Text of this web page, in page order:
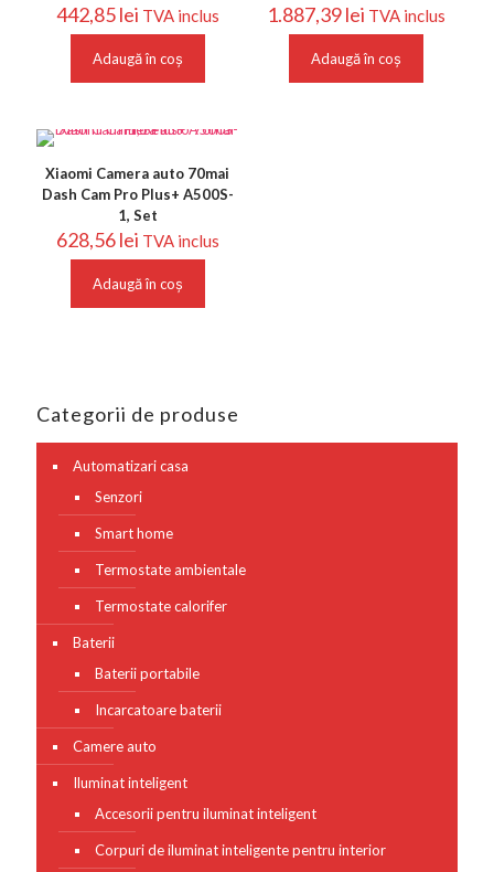
442,85lei TVA inclus
Adaugă în coș
1.887,39lei TVA inclus
Adaugă în coș
Xiaomi Camera auto 70mai
Dash Cam Pro Plus+ A500S-
1, Set
628,56lei TVA inclus
Adaugă în coș
Categorii de produse
Automatizari casa
Senzori
Smart home
Termostate ambientale
Termostate calorifer
Baterii
Baterii portabile
Incarcatoare baterii
Camere auto
Iluminat inteligent
Accesorii pentru iluminat inteligent
Corpuri de iluminat inteligente pentru interior